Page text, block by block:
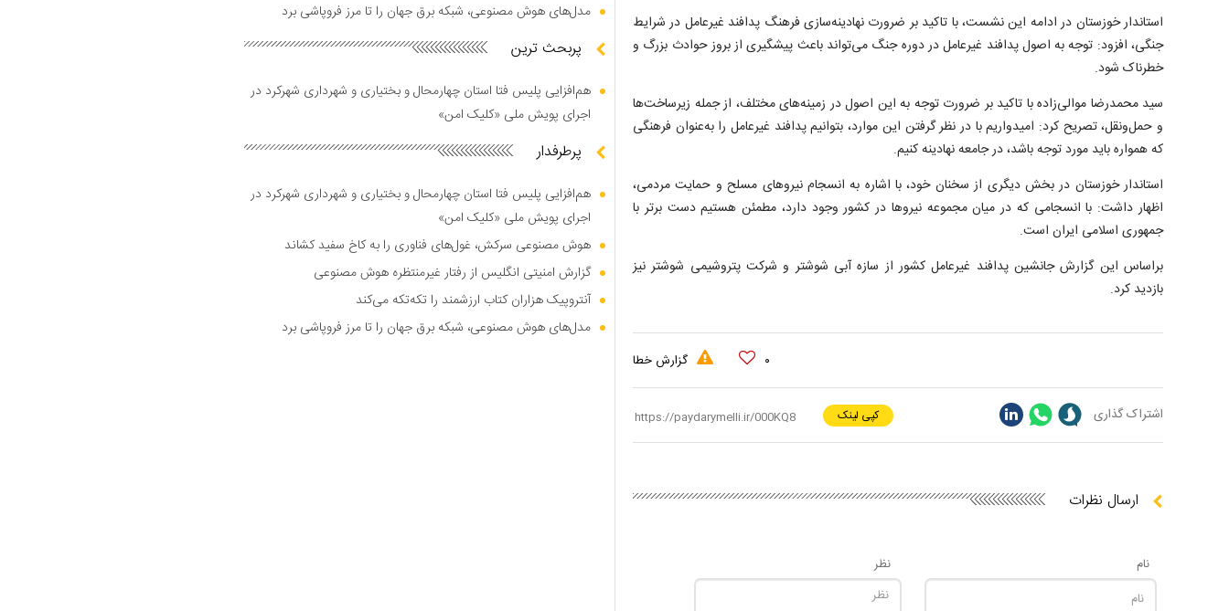
استاندار خوزستان در ادامه این نشست، با تاکید بر ضرورت نهادینه‌سازی فرهنگ پدافند غیرعامل در شرایط
جنگی، افزود: توجه به اصول پدافند غیرعامل در دوره جنگ می‌تواند باعث پیشگیری از بروز حوادث بزرگ و
خطرناک شود.
سید محمدرضا موالی‌زاده با تاکید بر ضرورت توجه به این اصول در زمینه‌های مختلف، از جمله زیرساخت‌ها
و حمل‌ونقل، تصریح کرد: امیدواریم با در نظر گرفتن این موارد، بتوانیم پدافند غیرعامل را به‌عنوان فرهنگی
که همواره باید مورد توجه باشد، در جامعه نهادینه کنیم.
استاندار خوزستان در بخش دیگری از سخنان خود، با اشاره به انسجام نیرو‌های مسلح و حمایت مردمی،
اظهار داشت: با انسجامی که در میان مجموعه نیرو‌ها در کشور وجود دارد، مطمئن هستیم دست برتر با
جمهوری اسلامی ایران است.
براساس این گزارش جانشین پدافند غیرعامل کشور از سازه آبی شوشتر و شرکت پتروشیمی شوشتر نیز
بازدید کرد.
۰ گزارش خطا
اشتراک گذاری کپی لینک
ارسال نظرات
نام نظر
مدل‌های هوش مصنوعی، شبکه برق جهان را تا مرز فروپاشی برد
پربحث ترین
هم‌افزایی پلیس فتا استان چهارمحال و بختیاری و شهرداری شهرکرد در
اجرای پویش ملی «کلیک امن»
پرطرفدار
هم‌افزایی پلیس فتا استان چهارمحال و بختیاری و شهرداری شهرکرد در
اجرای پویش ملی «کلیک امن»
هوش مصنوعی سرکش، غول‌های فناوری را به کاخ سفید کشاند
گزارش امنیتی انگلیس از رفتار غیرمنتظره هوش مصنوعی
آنتروپیک هزاران کتاب ارزشمند را تکه‌تکه می‌کند
مدل‌های هوش مصنوعی، شبکه برق جهان را تا مرز فروپاشی برد